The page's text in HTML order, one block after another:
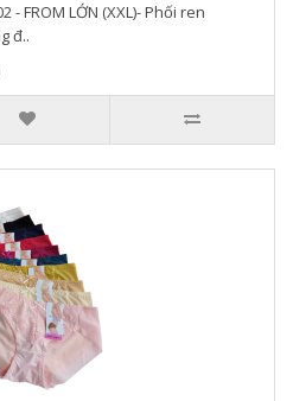
- FROM LỚN (XXL)- Phối ren
đ..